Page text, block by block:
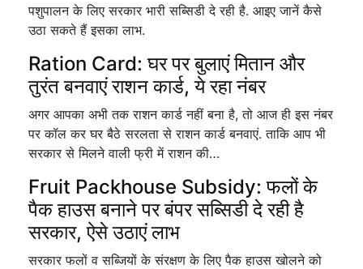
पशुपालन के लिए सरकार भारी सब्सिडी दे रही है. आइए जानें कैसे
उठा सकते हैं इसका लाभ.
Ration Card: घर पर बुलाएं मितान और
तुरंत बनवाएं राशन कार्ड, ये रहा नंबर
अगर आपका अभी तक राशन कार्ड नहीं बना है, तो आज ही इस नंबर
पर कॉल कर घर बैठे सरलता से राशन कार्ड बनवाएं. ताकि आप भी
सरकार से मिलने वाली फ्री में राशन की…
Fruit Packhouse Subsidy: फलों के
पैक हाउस बनाने पर बंपर सब्सिडी दे रही है
सरकार, ऐसे उठाएं लाभ
सरकार फलों व सब्जियों के संरक्षण के लिए पैक हाउस खोलने को